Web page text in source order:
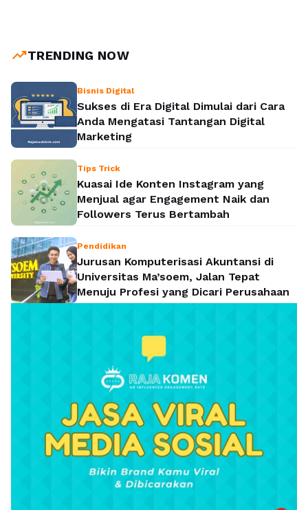
trending_upTRENDING NOW
Bisnis Digital
Sukses di Era Digital Dimulai dari Cara
Anda Mengatasi Tantangan Digital
Marketing
Tips Trick
Kuasai Ide Konten Instagram yang
Menjual agar Engagement Naik dan
Followers Terus Bertambah
Pendidikan
Jurusan Komputerisasi Akuntansi di
Universitas Ma’soem, Jalan Tepat
Menuju Profesi yang Dicari Perusahaan